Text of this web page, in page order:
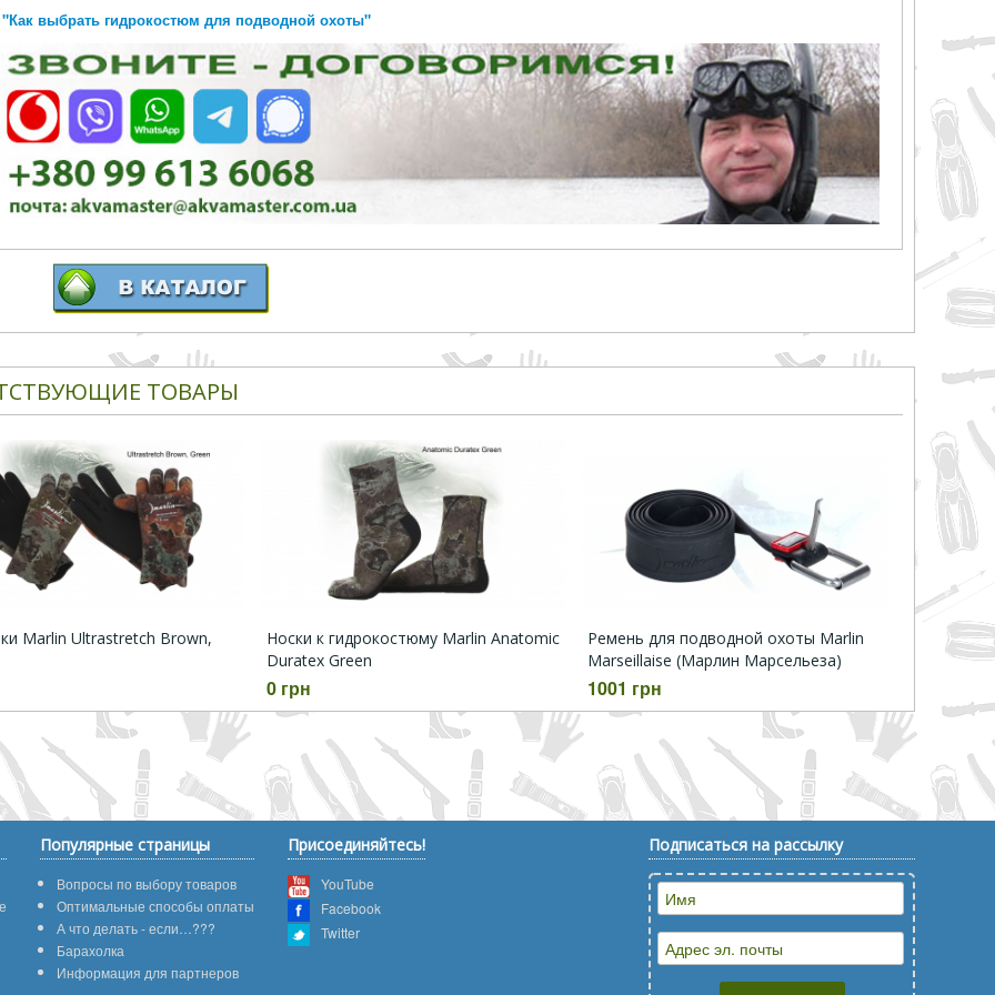
"Как выбрать гидрокостюм для подводной охоты"
ТОВАРЫ
Marlin Ultrastretch Brown,
Носки к гидрокостюму Marlin Anatomic
Duratex Green
0 грн
Ремень для подводной охоты Marlin
Marseillaise (Марлин Марсельеза)
1001 грн
Популярные страницы
Вопросы по выбору товаров
Оптимальные способы оплаты
А что делать - если…???
Барахолка
Информация для партнеров
Присоединяйтесь!
YouTube
Facebook
Twitter
Подписаться на рассылку